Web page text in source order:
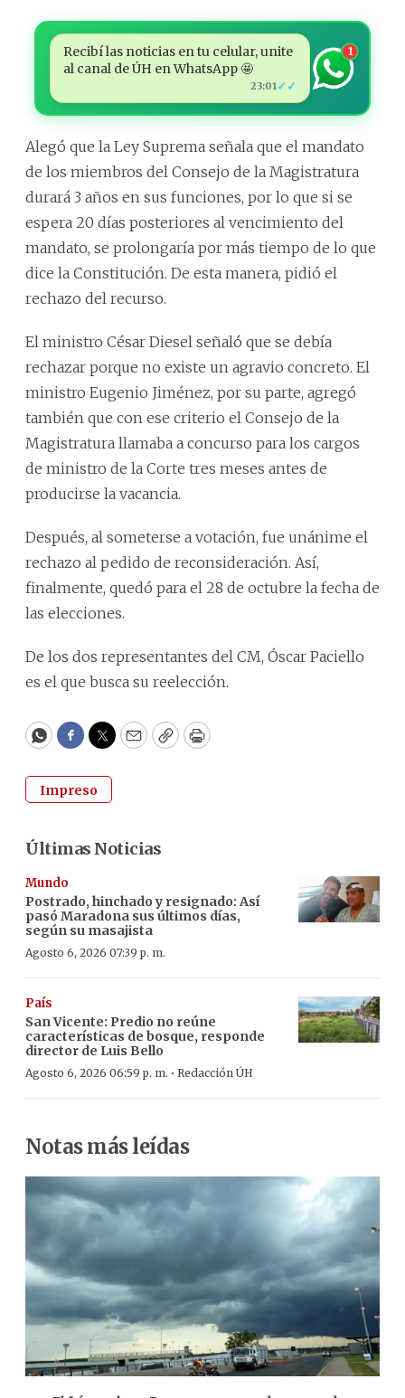
Recibí las noticias en tu celular, unite
al canal de ÚH en WhatsApp 🤩
23:01✓✓
1
Alegó que la Ley Suprema señala que el mandato
de los miembros del Consejo de la Magistratura
durará 3 años en sus funciones, por lo que si se
espera 20 días posteriores al vencimiento del
mandato, se prolongaría por más tiempo de lo que
dice la Constitución. De esta manera, pidió el
rechazo del recurso.
El ministro César Diesel señaló que se debía
rechazar porque no existe un agravio concreto. El
ministro Eugenio Jiménez, por su parte, agregó
también que con ese criterio el Consejo de la
Magistratura llamaba a concurso para los cargos
de ministro de la Corte tres meses antes de
producirse la vacancia.
Después, al someterse a votación, fue unánime el
rechazo al pedido de reconsideración. Así,
finalmente, quedó para el 28 de octubre la fecha de
las elecciones.
De los dos representantes del CM, Óscar Paciello
es el que busca su reelección.
WhatsApp
Facebook
Twitter
EmailCopyPrint
Impreso
Últimas Noticias
Mundo
Postrado, hinchado y resignado: Así
pasó Maradona sus últimos días,
según su masajista
Agosto 6, 2026 07:39 p. m.
País
San Vicente: Predio no reúne
características de bosque, responde
director de Luis Bello
Agosto 6, 2026 06:59 p. m. · Redacción ÚH
Notas más leídas